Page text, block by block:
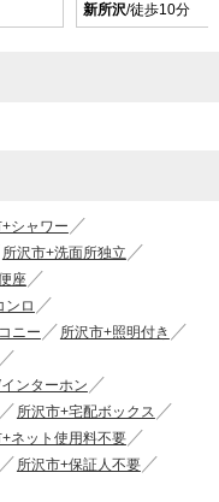
新所沢/徒歩10分
シャワー
所沢市+洗面所独立
座
ンロ
ニー
所沢市+照明付き
ンターホン
所沢市+宅配ボックス
+ネット使用料不要
所沢市+保証人不要